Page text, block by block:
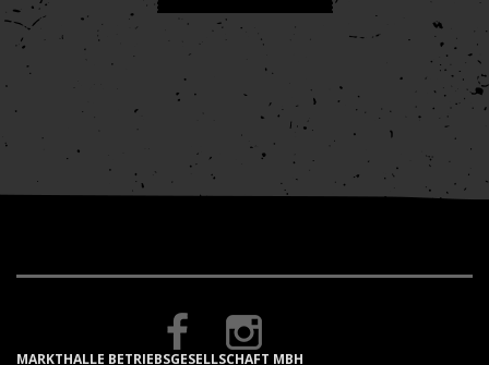
MARKTHALLE BETRIEBSGESELLSCHAFT MBH